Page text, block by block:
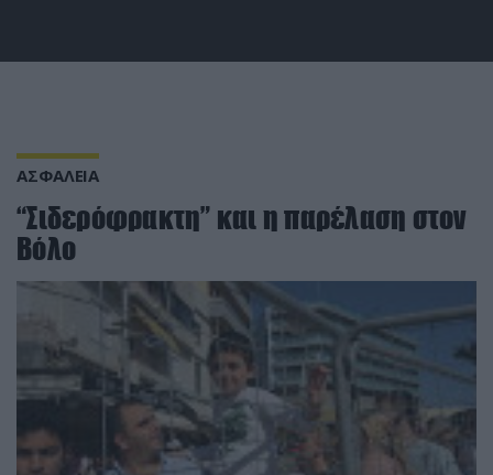
ΑΣΦΑΛΕΙΑ
“Σιδερόφρακτη” και η παρέλαση στον
Βόλο